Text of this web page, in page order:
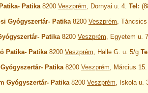
Patika8200 Veszprém, Dornyai u. 4. Tel:
Gyógyszertár- Patika8200 Veszprém,
Patika8200 Veszprém, Egyetem u.
Patika- Patika8200 Veszprém, Halle G. u. 5/g
Patika8200 Veszprém, Március
Gyógyszertár- Patika8200 Veszprém, Iskola u.